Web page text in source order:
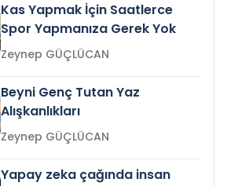
Kas Yapmak İçin Saatlerce
Spor Yapmanıza Gerek Yok
Zeynep GÜÇLÜCAN
Beyni Genç Tutan Yaz
Alışkanlıkları
Zeynep GÜÇLÜCAN
Yapay zeka çağında insan